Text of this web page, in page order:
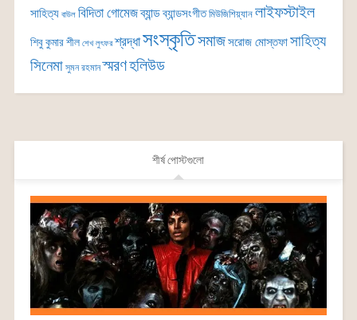
সাহিত্য বাউল বিদিতা গোমেজব্যান্ডব্যান্ডসংগীত মিউজিশিয়্যান লাইফস্টাইল
শিবু কুমার শীল শেখ লুৎফর শ্রদ্ধাসংস্কৃতিসমাজসরোজ মোস্তফাসাহিত্য
সিনেমা সুমন রহমান স্মরণহলিউড
শীর্ষ পোস্টগুলো